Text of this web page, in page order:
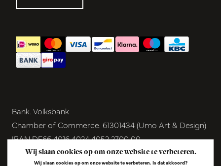
Bank. Volksbank
Chamber of Commerce. 61301434 (Umo Art & Design)
IBAN DE66 4016 4024 4052 2700 00
BIC GENODEM1GRN
Wij slaan cookies op om onze website te verbeteren.
Wij slaan cookies op om onze website te verbeteren. Is dat akkoord?